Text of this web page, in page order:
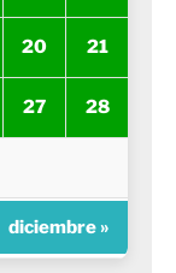
20 21
27 28
diciembre »